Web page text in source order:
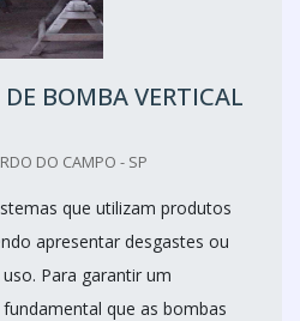
BOMBA VERTICAL
DO CAMPO - SP
que utilizam produtos
apresentar desgastes ou
Para garantir um
que as bombas